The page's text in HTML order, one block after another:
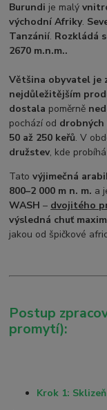
Burundi je malý
východní Afriky.
Tanzánií. Rozkládá
2670 m.n.m..
Většina obyvatel je
nejdůležitějším
dostala poměrně
pochází od
50 až 250 keřů. V
družstev, kde probíhá
Tatovýjimečná
800–2 000 m n. m. a
WASH – dvojitého
výsledná chuť
jakou od špičkové
Postup
promytí):
Krok 1: